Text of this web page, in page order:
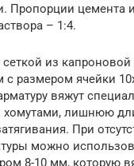
Пропорции цемента
– 1:4.
из
размером ячейки
вяжут
лишнюю
При
можно
8-10 мм, которую